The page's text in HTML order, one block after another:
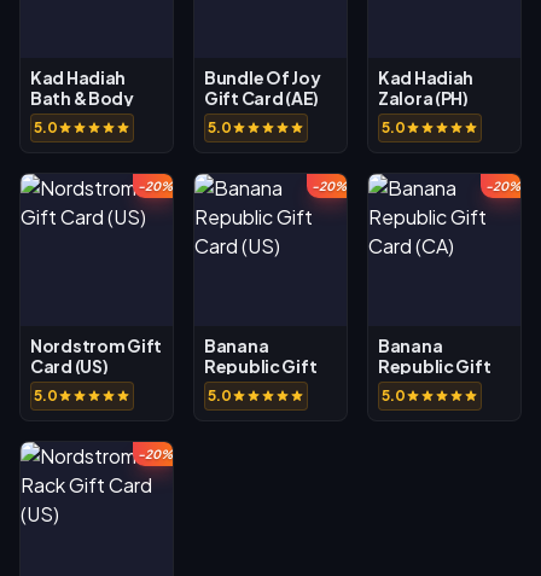
Kad Hadiah
Bath & Body
Work (CA)
5.0
Bundle Of Joy
Gift Card (AE)
5.0
Kad Hadiah
Zalora (PH)
5.0
-20%
Nordstrom Gift
Card (US)
5.0
-20%
Banana
Republic Gift
Card (US)
5.0
-20%
Banana
Republic Gift
Card (CA)
5.0
-20%